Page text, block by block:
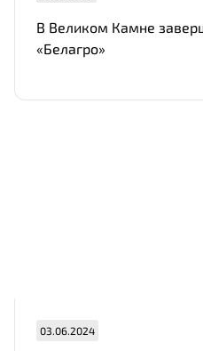
В Великом Камне
«Белагро»
03.06.2024